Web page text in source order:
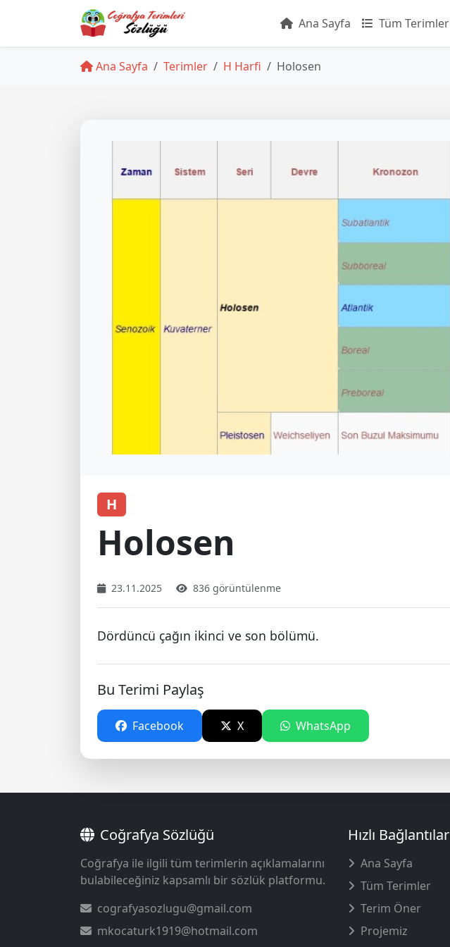
Ana Sayfa Tüm Terimler
Ana Sayfa Terimler H Harfi Holosen
H
Holosen
23.11.2025 836 görüntülenme
Dördüncü çağın ikinci ve son bölümü.
Bu Terimi Paylaş
Facebook X WhatsApp
Coğrafya Sözlüğü
Coğrafya ile ilgili tüm terimlerin açıklamalarını
bulabileceğiniz kapsamlı bir sözlük platformu.
cografyasozlugu@gmail.com
mkocaturk1919@hotmail.com
Hızlı Bağlantılar
Ana Sayfa
Tüm Terimler
Terim Öner
Projemiz